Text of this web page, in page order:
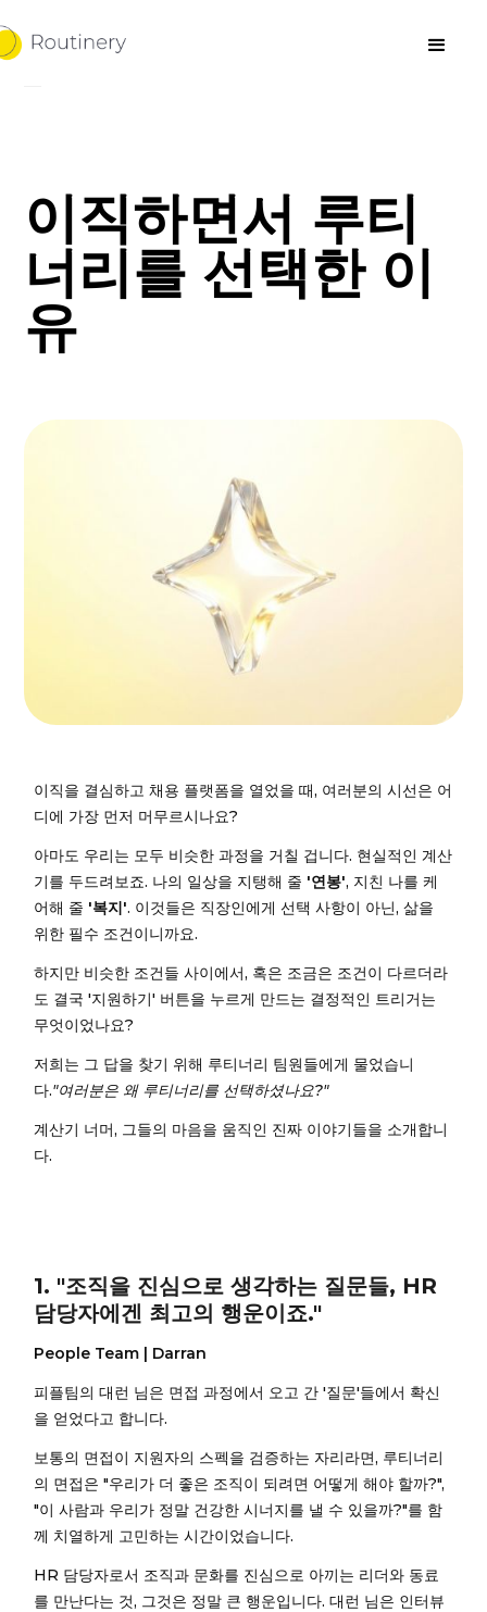
이직하면서 루티
너리를 선택한 이
유
이직을 결심하고 채용 플랫폼을 열었을 때, 여러분의 시선은 어
디에 가장 먼저 머무르시나요?
아마도 우리는 모두 비슷한 과정을 거칠 겁니다. 현실적인 계산
기를 두드려보죠. 나의 일상을 지탱해 줄 '연봉', 지친 나를 케
어해 줄 '복지'. 이것들은 직장인에게 선택 사항이 아닌, 삶을
위한 필수 조건이니까요.
하지만 비슷한 조건들 사이에서, 혹은 조금은 조건이 다르더라
도 결국 '지원하기' 버튼을 누르게 만드는 결정적인 트리거는
무엇이었나요?
저희는 그 답을 찾기 위해 루티너리 팀원들에게 물었습니
다."여러분은 왜 루티너리를 선택하셨나요?"
계산기 너머, 그들의 마음을 움직인 진짜 이야기들을 소개합니
다.
1. "조직을 진심으로 생각하는 질문들, HR
담당자에겐 최고의 행운이죠."
People Team | Darran
피플팀의 대런 님은 면접 과정에서 오고 간 '질문'들에서 확신
을 얻었다고 합니다.
보통의 면접이 지원자의 스펙을 검증하는 자리라면, 루티너리
의 면접은 "우리가 더 좋은 조직이 되려면 어떻게 해야 할까?",
"이 사람과 우리가 정말 건강한 시너지를 낼 수 있을까?"를 함
께 치열하게 고민하는 시간이었습니다.
HR 담당자로서 조직과 문화를 진심으로 아끼는 리더와 동료
를 만난다는 것, 그것은 정말 큰 행운입니다. 대런 님은 인터뷰